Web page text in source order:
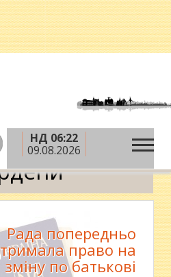
НД 06:22
09.08.2026
Рада попередньо
право на
зміну по батькові